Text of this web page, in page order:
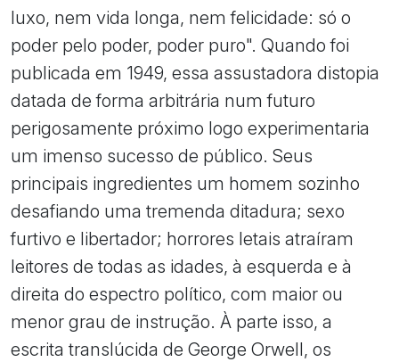
luxo, nem vida longa, nem felicidade: só o
poder pelo poder, poder puro". Quando foi
publicada em 1949, essa assustadora distopia
datada de forma arbitrária num futuro
perigosamente próximo logo experimentaria
um imenso sucesso de público. Seus
principais ingredientes um homem sozinho
desafiando uma tremenda ditadura; sexo
furtivo e libertador; horrores letais atraíram
leitores de todas as idades, à esquerda e à
direita do espectro político, com maior ou
menor grau de instrução. À parte isso, a
escrita translúcida de George Orwell, os